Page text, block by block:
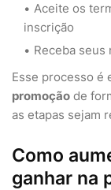
Aceite os
inscrição
Receba
Esse processo é
promoção de
as etapas sejam
Como
ganhar na